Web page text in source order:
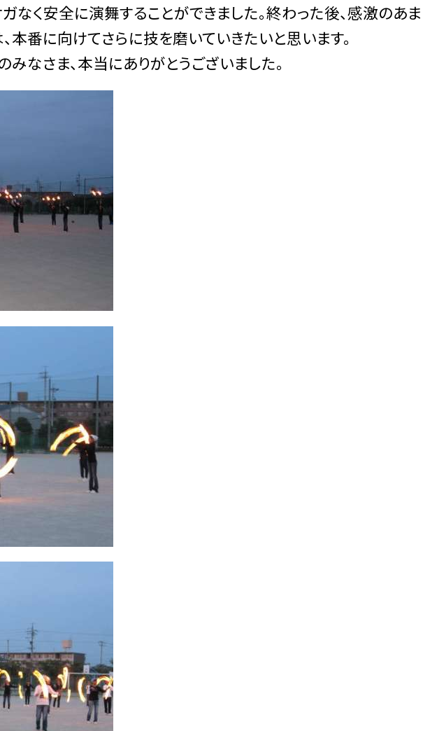
なく安全に演舞することができました。終わった後、感激のあま
番に向けてさらに技を磨いていきたいと思います。
なさま、本当にありがとうございました。